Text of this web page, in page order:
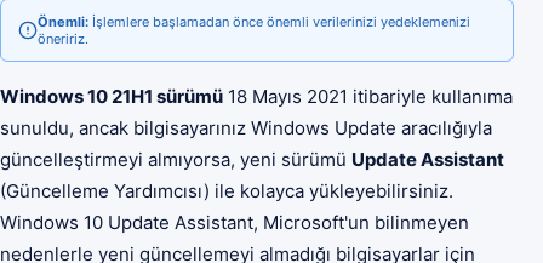
Önemli: İşlemlere başlamadan önce önemli verilerinizi yedeklemenizi
öneririz.
Windows 10 21H1 sürümü 18 Mayıs 2021 itibariyle kullanıma
sunuldu, ancak bilgisayarınız Windows Update aracılığıyla
güncelleştirmeyi almıyorsa, yeni sürümü Update Assistant
(Güncelleme Yardımcısı) ile kolayca yükleyebilirsiniz.
Windows 10 Update Assistant, Microsoft'un bilinmeyen
nedenlerle yeni güncellemeyi almadığı bilgisayarlar için